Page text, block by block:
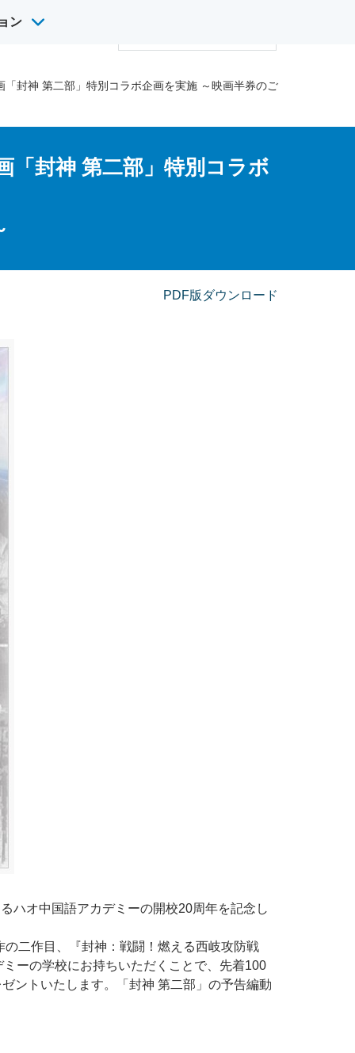
内
ン
封神 第二部」特別コラボ企画を実施 ～映画半券のご
「封神 第二部」特別コラボ
PDF版ダウンロード
ハオ中国語アカデミーの開校20周年を記念し
二作目、『封神：戦闘！燃える西岐攻防戦
ーの学校にお持ちいただくことで、先着100
ントいたします。「封神 第二部」の予告編動